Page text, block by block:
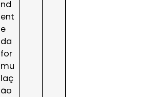
nd
ent
e
da
for
mu
laç
ão